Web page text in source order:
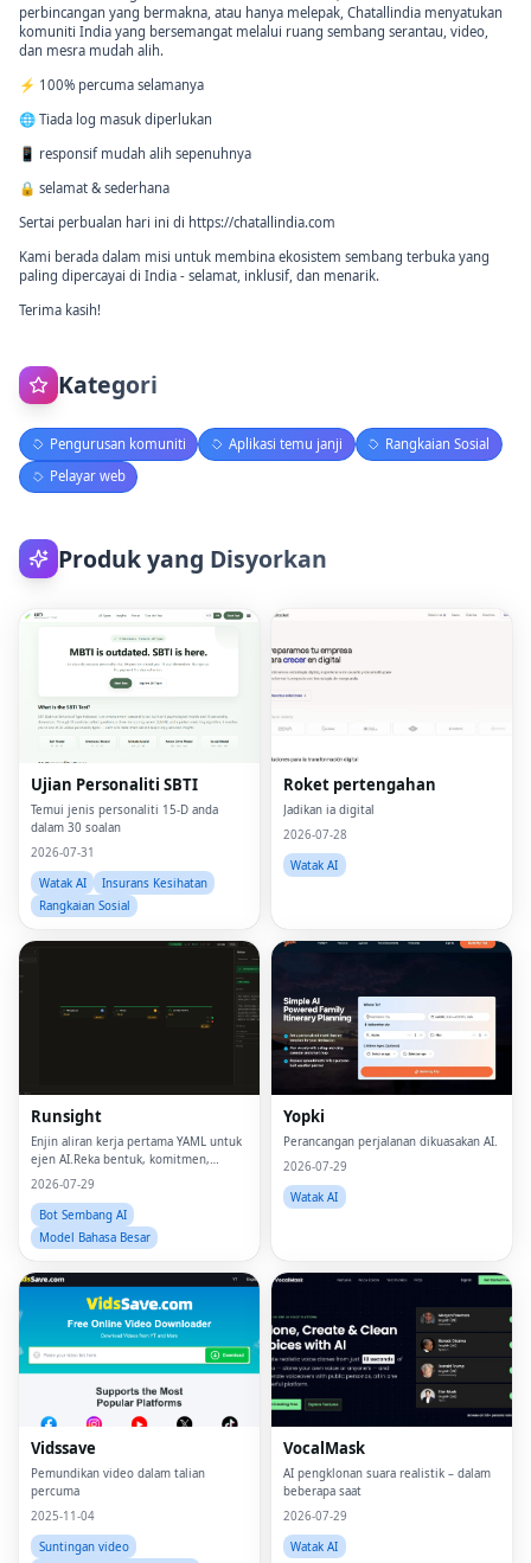
perbincangan yang bermakna, atau hanya melepak, Chatallindia menyatukan
komuniti India yang bersemangat melalui ruang sembang serantau, video,
dan mesra mudah alih.
⚡ 100% percuma selamanya
🌐 Tiada log masuk diperlukan
📱 responsif mudah alih sepenuhnya
🔒 selamat & sederhana
Sertai perbualan hari ini di https://chatallindia.com
Kami berada dalam misi untuk membina ekosistem sembang terbuka yang
paling dipercayai di India - selamat, inklusif, dan menarik.
Terima kasih!
Kategori
Pengurusan komuniti Aplikasi temu janji
Rangkaian Sosial
Pelayar web
Produk yang Disyorkan
Ujian Personaliti SBTI
Temui jenis personaliti 15-D anda
dalam 30 soalan
2026-07-31
Watak AI
Insurans Kesihatan
Rangkaian Sosial
Roket pertengahan
Jadikan ia digital
2026-07-28
Watak AI
Runsight
Enjin aliran kerja pertama YAML untuk
ejen AI.Reka bentuk, komitmen,
jalankan, nilai.
2026-07-29
Bot Sembang AI
Model Bahasa Besar
Yopki
Perancangan perjalanan dikuasakan AI.
2026-07-29
Watak AI
Vidssave
Pemundikan video dalam talian
percuma
2025-11-04
Suntingan video
VocalMask
AI pengklonan suara realistik – dalam
beberapa saat
2026-07-29
Watak AI